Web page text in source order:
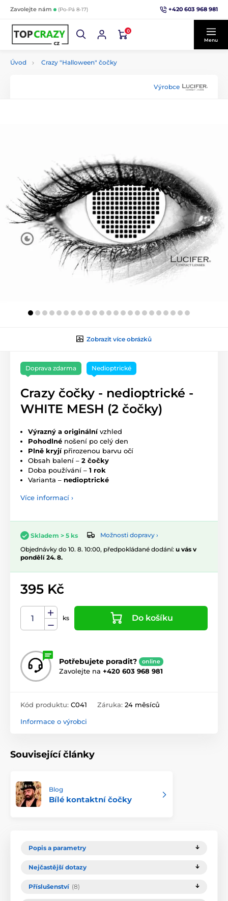
Zavolejte nám (Po-Pá 8-17) +420 603 968 981
0
Menu
Úvod Crazy "Halloween" čočky
Výrobce
Zobrazit více obrázků
Doprava zdarma Nedioptrické
Crazy čočky - nedioptrické -
WHITE MESH (2 čočky)
Výrazný a originálnívzhled
Pohodlné nošení po celý den
Plně kryjípřirozenou barvu očí
Obsah balení – 2 čočky
Doba používání – 1 rok
Varianta – nedioptrické
Více informací ›
Skladem > 5 ks
Možnosti dopravy ›
Objednávky do 10. 8. 10:00, předpokládané dodání: u vás v
pondělí 24. 8.
395 Kč
ks Do košíku
Potřebujete poradit? online
Zavolejte na +420 603 968 981
Kód produktu: C041 Záruka: 24 měsíců
Informace o výrobci
Související články
Blog
Bílé kontaktní čočky
Popis a parametry
Nejčastější dotazy
Příslušenství (8)